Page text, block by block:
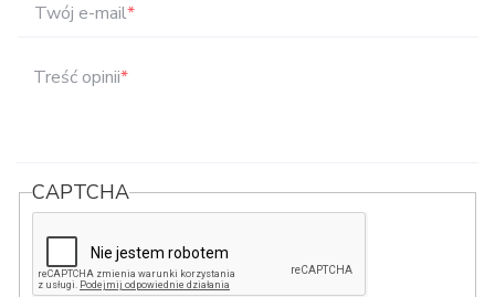
Twój e-mail*
Treść opinii*
CAPTCHA